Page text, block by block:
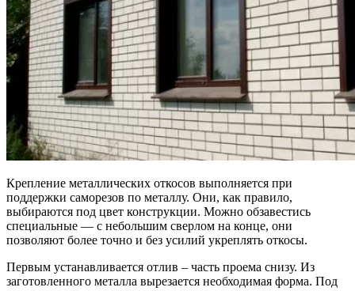
Крепление металлических откосов выполняется при
поддержки саморезов по металлу. Они, как правило,
выбираются под цвет конструкции. Можно обзавестись
специальные — с небольшим сверлом на конце, они
позволяют более точно и без усилий укреплять откосы.
Первым устанавливается отлив – часть проема снизу. Из
заготовленного металла вырезается необходимая форма. Под